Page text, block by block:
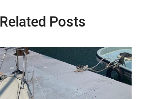
Related Posts